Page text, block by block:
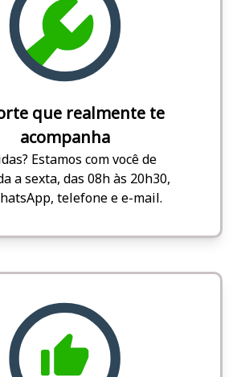
que realmente te
acompanha
Estamos com você de
a sexta, das 08h às 20h30,
telefone e e-mail.